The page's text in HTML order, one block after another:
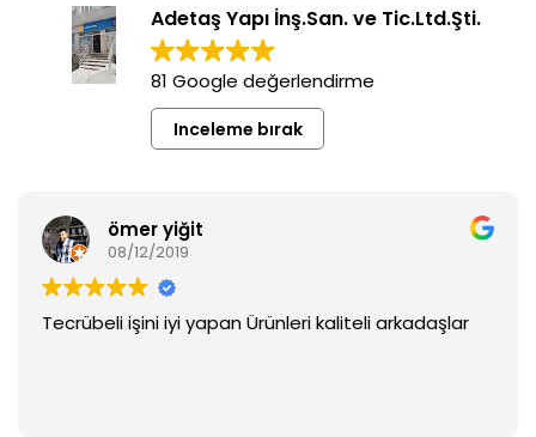
Adetaş Yapı İnş.San. ve Tic.Ltd.Şti.
81 Google değerlendirme
Inceleme bırak
ömer yiğit
08/12/2019
Tecrübeli işini iyi yapan Ürünleri kaliteli arkadaşlar